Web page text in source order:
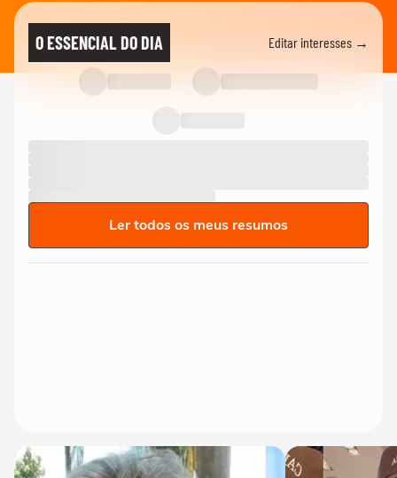
O ESSENCIAL DO DIA Editar interesses →
Ler todos os meus resumos